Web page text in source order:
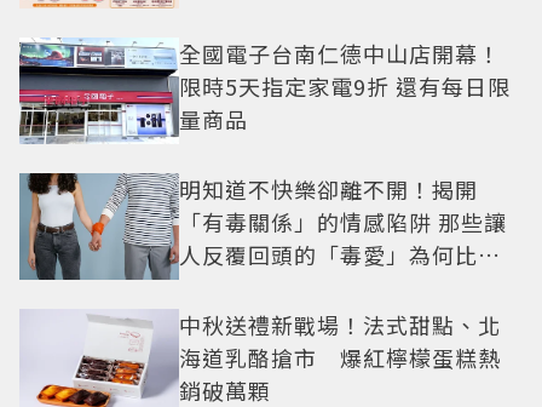
全國電子台南仁德中山店開幕！
限時5天指定家電9折 還有每日限
量商品
明知道不快樂卻離不開！揭開
「有毒關係」的情感陷阱 那些讓
人反覆回頭的「毒愛」為何比菸
中秋送禮新戰場！法式甜點、北
海道乳酪搶市 爆紅檸檬蛋糕熱
銷破萬顆